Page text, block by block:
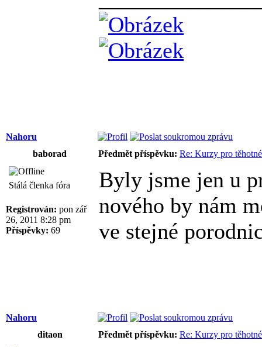
Nahoru
baborad
Předmět příspěvku: Re: Kurzy pro těhotné
Stálá členka fóra
Registrován: pon zář
26, 2011 8:28 pm
Příspěvky: 69
Byly jsme jen u
nového by nám
ve stejné
Nahoru
ditaon
Předmět příspěvku: Re: Kurzy pro těhotné